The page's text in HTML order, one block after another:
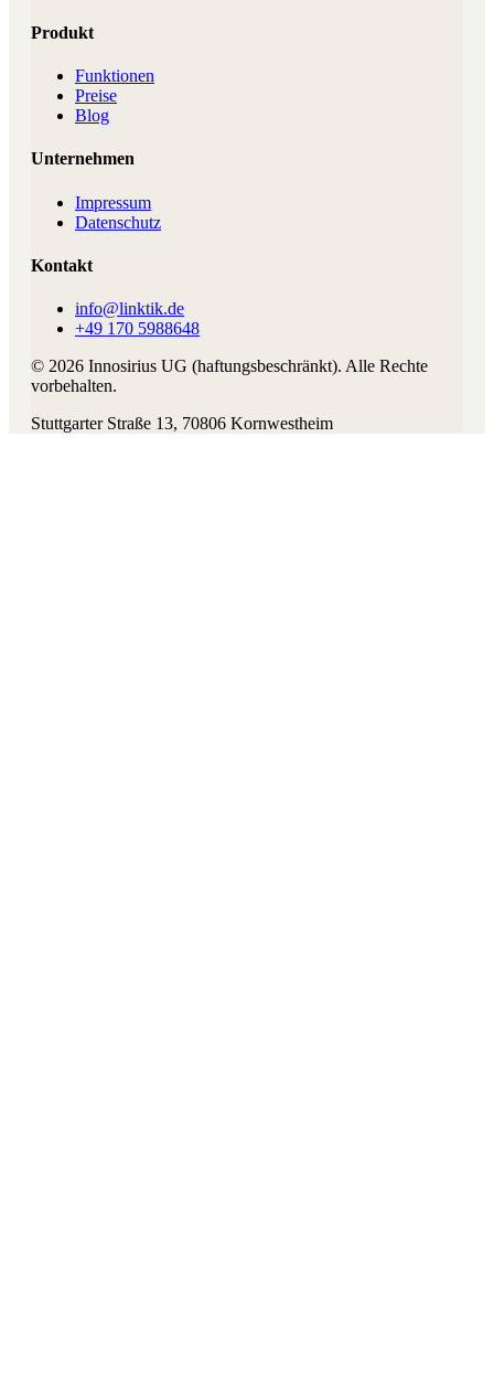
Produkt
Funktionen
Preise
Blog
Unternehmen
Impressum
Datenschutz
Kontakt
info@linktik.de
+49 170 5988648
© 2026 Innosirius UG (haftungsbeschränkt). Alle Rechte
vorbehalten.
Stuttgarter Straße 13, 70806 Kornwestheim